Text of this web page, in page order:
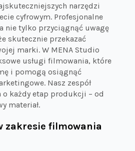
narzędzi
cyfrowym. Profesjonalne
nie tylko przyciągnąć uwagę
skutecznie przekazać
marki. W MENA Studio
usługi filmowania, które
i pomogą osiągnąć
Nasz zespół
każdy etap produkcji – od
materiał.
zakresie filmowania